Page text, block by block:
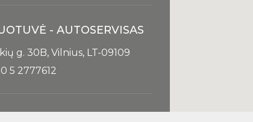
- AUTOSERVISAS
g. 30B, Vilnius, LT-09109
5 2777612